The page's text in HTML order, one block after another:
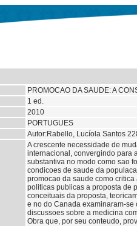
PROMOCAO DA SAUDE: A
1 ed.
2010
PORTUGUES
Autor:Rabello, Lucíola Santos
A crescente necessidade de
internacional, convergindo para
substantiva no modo como sao
condicoes de saude da
promocao da saude como
politicas publicas a proposta de
conceituais da proposta,
e no do Canada examinaram-
discussoes sobre a medicina
Obra que, por seu conteudo,